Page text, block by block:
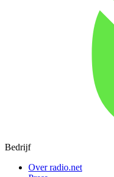
Bedrijf
Over radio.net